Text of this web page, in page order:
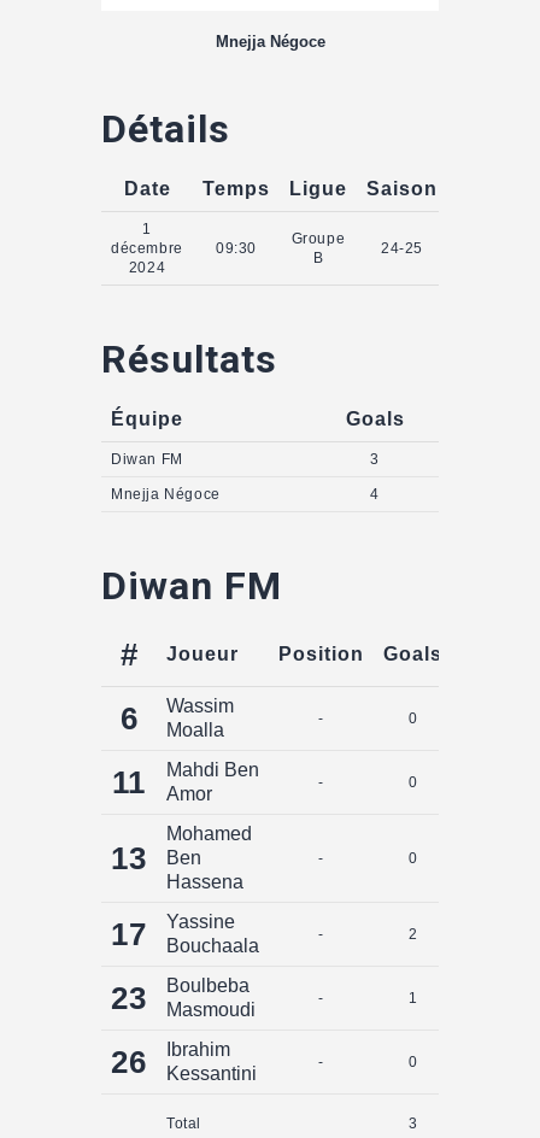
Mnejja Négoce
Détails
Date Temps Ligue Saison
1
décembre
2024
09:30
Groupe
B
24-25
Résultats
Équipe Goals
Diwan FM 3
Mnejja Négoce 4
Diwan FM
# Joueur Position Goals
6
Wassim
Moalla
- 0
11
Mahdi Ben
Amor
- 0
13
Mohamed
Ben
Hassena
- 0
17
Yassine
Bouchaala
- 2
23
Boulbeba
Masmoudi
- 1
26
Ibrahim
Kessantini
- 0
Total 3